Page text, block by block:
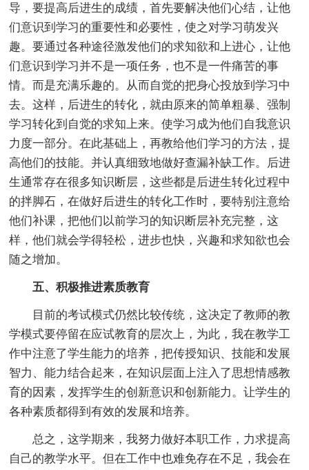
导，要提高后进生的成绩，首先要解决他们心结，让他
们意识到学习的重要性和必要性，使之对学习萌发兴
趣。要通过各种途径激发他们的求知欲和上进心，让他
们意识到学习并不是一项任务，也不是一件痛苦的事
情。而是充满乐趣的。从而自觉的把身心投放到学习中
去。这样，后进生的转化，就由原来的简单粗暴、强制
学习转化到自觉的求知上来。使学习成为他们自我意识
力度一部分。在此基础上，再教给他们学习的方法，提
高他们的技能。并认真细致地做好查漏补缺工作。后进
生通常存在很多知识断层，这些都是后进生转化过程中
的拌脚石，在做好后进生的转化工作时，要特别注意给
他们补课，把他们以前学习的知识断层补充完整，这
样，他们就会学得轻松，进步也快，兴趣和求知欲也会
随之增加。
五、积极推进素质教育
目前的考试模式仍然比较传统，这决定了教师的教
学模式要停留在应试教育的层次上，为此，我在教学工
作中注意了学生能力的培养，把传授知识、技能和发展
智力、能力结合起来，在知识层面上注入了思想情感教
育的因素，发挥学生的创新意识和创新能力。让学生的
各种素质都得到有效的发展和培养。
总之，这学期来，我努力做好本职工作，力求提高
自己的教学水平。但在工作中也难免存在不足，我会在